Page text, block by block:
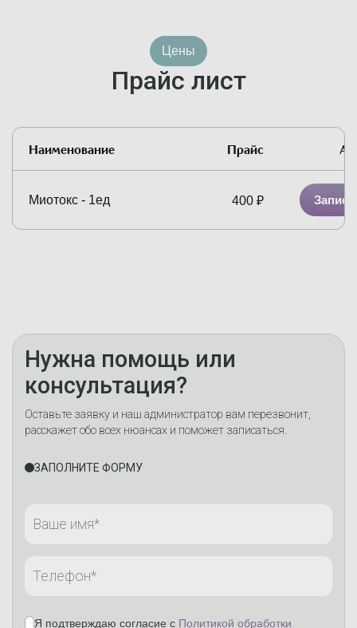
Цены
Прайс лист
Наименование Прайс
Миотокс - 1ед 400 ₽
Нужна помощь или
консультация?
Оставьте заявку и наш администратор вам перезвонит,
расскажет обо всех нюансах и поможет записаться.
ЗАПОЛНИТЕ ФОРМУ
Я подтверждаю согласие с Политикой обработки